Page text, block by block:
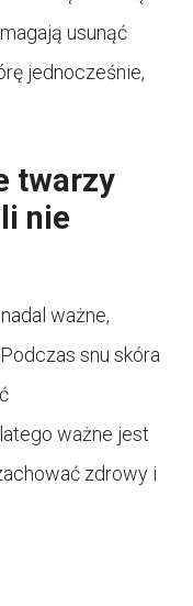
usunąć
jednocześnie,
twarzy
nie
ważne,
snu skóra
ważne jest
zdrowy i